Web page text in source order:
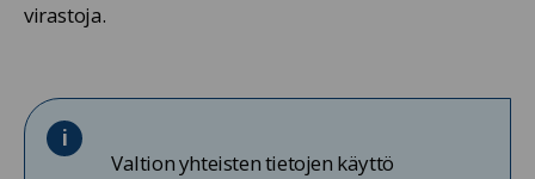
virastoja.
Valtion yhteisten tietojen käyttö